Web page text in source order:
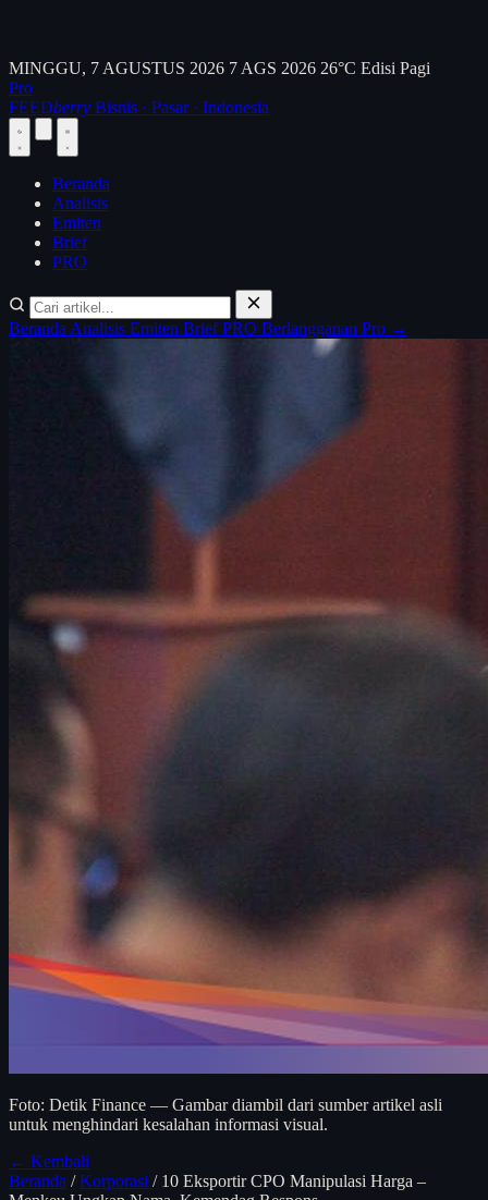
MINGGU, 7 AGUSTUS 2026 7 AGS 2026 26°C Edisi Pagi
Pro
FEEDberry Bisnis · Pasar · Indonesia
Beranda
Analisis
Emiten
Brief
PRO
Beranda Analisis Emiten BriefPRO Berlangganan Pro →
Foto: Detik Finance — Gambar diambil dari sumber artikel asli
untuk menghindari kesalahan informasi visual.
← Kembali
Beranda / Korporasi / 10 Eksportir CPO Manipulasi Harga –